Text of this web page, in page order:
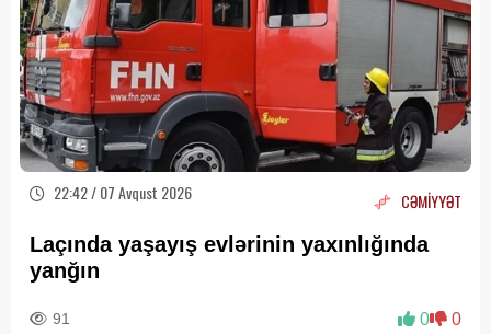
22:42 / 07 Avqust 2026 CƏMİYYƏT
Laçında yaşayış evlərinin yaxınlığında
yanğın
91 0 0